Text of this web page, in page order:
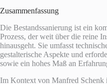
Zusammenfassung
Die Bestandssanierung ist ein
Prozess, der weit über die reine
hinausgeht. Sie umfasst
gestalterische Aspekte und
sowie ein hohes Maß an
Im Kontext von Manfred Schenk